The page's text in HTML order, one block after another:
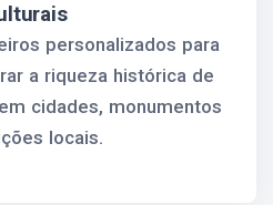
personalizados para
a riqueza histórica de
cidades, monumentos
locais.